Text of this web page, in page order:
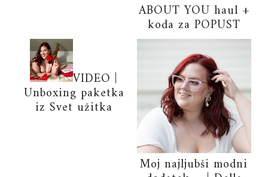
ABOUT YOU haul +
koda za POPUST
VIDEO |
Unboxing paketka
iz Svet užitka
Moj najljubši modni